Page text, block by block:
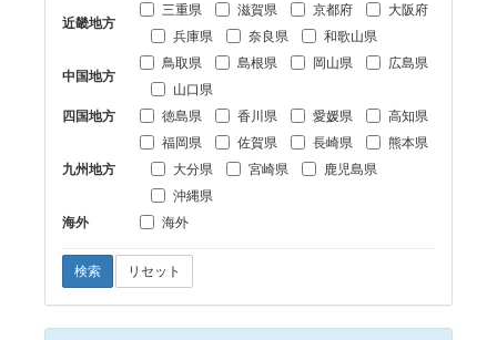
近畿地方
三重県 滋賀県 京都府
大阪府
兵庫県
奈良県 和歌山県
中国地方
鳥取県 島根県 岡山県
広島県
山口県
四国地方
徳島県 香川県 愛媛県 高知県
九州地方
福岡県 佐賀県 長崎県
熊本県
大分県
宮崎県
鹿児島県
沖縄県
海外
海外
検索 リセット